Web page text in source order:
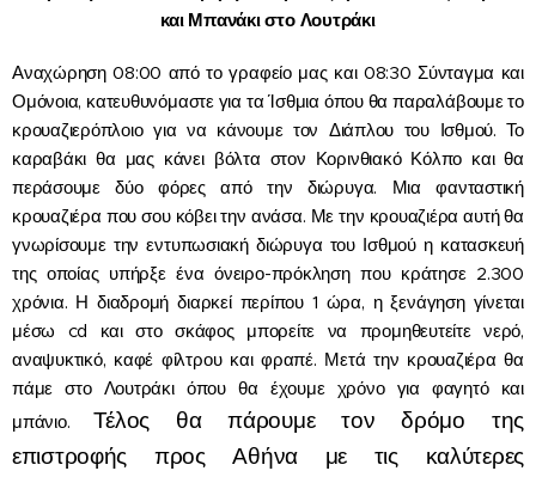
και Μπανάκι στο Λουτράκι
Αναχώρηση 08:00 από το γραφείο μας και 08:30 Σύνταγμα και
Ομόνοια, κατευθυνόμαστε για τα Ίσθμια όπου θα παραλάβουμε το
κρουαζιερόπλοιο για να κάνουμε τον Διάπλου του Ισθμού. Το
καραβάκι θα μας κάνει βόλτα στον Κορινθιακό Κόλπο και θα
περάσουμε δύο φόρες από την διώρυγα. Μια φανταστική
κρουαζιέρα που σου κόβει την ανάσα. Με την κρουαζιέρα αυτή θα
γνωρίσουμε την εντυπωσιακή διώρυγα του Ισθμού η κατασκευή
της οποίας υπήρξε ένα όνειρο-πρόκληση που κράτησε 2.300
χρόνια. Η διαδρομή διαρκεί περίπου 1 ώρα, η ξενάγηση γίνεται
μέσω cd και στο σκάφος μπορείτε να προμηθευτείτε νερό,
αναψυκτικό, καφέ φίλτρου και φραπέ. Μετά την κρουαζιέρα θα
πάμε στο Λουτράκι όπου θα έχουμε χρόνο για φαγητό και
μπάνιο.Τέλος θα πάρουμε τον δρόμο της
επιστροφής προς Αθήνα με τις καλύτερες